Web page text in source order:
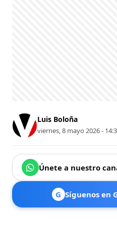
Luis Boloña
viernes, 8 mayo 2026 -
Únete a nuestro
G Síguenos en